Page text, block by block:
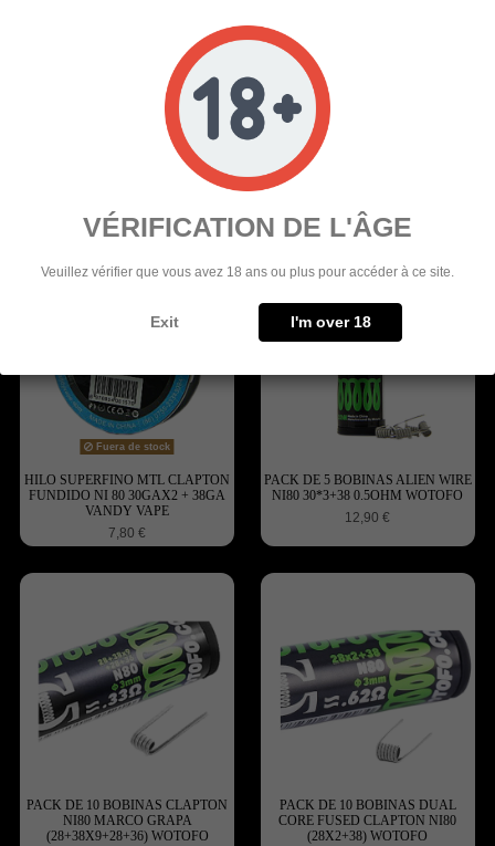
Fuera de stock
BOBINA DE ALAMBRE DE MALLA
SS316L-300 VANDY VAPE
SUPERFINE MTL FUSED
CLAPTON WIRE VANDY VAPE
Fuera de stock
HILO SUPERFINO MTL CLAPTON
FUNDIDO NI 80 30GAX2 + 38GA
VANDY VAPE
7,80 €
PACK DE 5 BOBINAS ALIEN WIRE
NI80 30*3+38 0.5OHM WOTOFO
12,90 €
PACK DE 10 BOBINAS CLAPTON
NI80 MARCO GRAPA
(28+38X9+28+36) WOTOFO
PACK DE 10 BOBINAS DUAL
CORE FUSED CLAPTON NI80
(28X2+38) WOTOFO
VÉRIFICATION DE L'ÂGE
Veuillez vérifier que vous avez 18 ans ou plus pour accéder à ce site.
Exit I'm over 18